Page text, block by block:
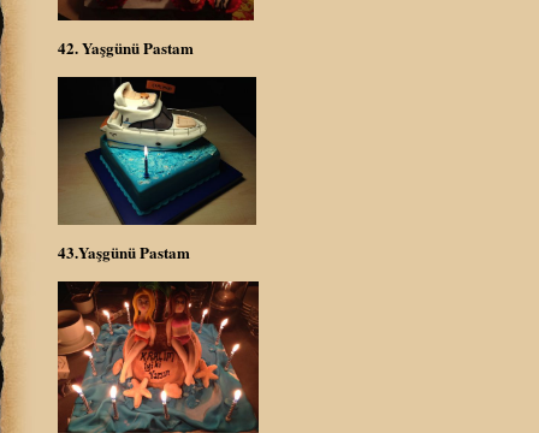
42. Yaşgünü Pastam
43.Yaşgünü Pastam